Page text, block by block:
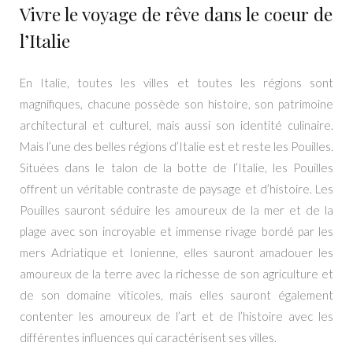
Vivre le voyage de rêve dans le coeur de
l’Italie
En Italie, toutes les villes et toutes les régions sont
magnifiques, chacune possède son histoire, son patrimoine
architectural et culturel, mais aussi son identité culinaire.
Mais l’une des belles régions d’Italie est et reste les Pouilles.
Situées dans le talon de la botte de l’Italie, les Pouilles
offrent un véritable contraste de paysage et d’histoire. Les
Pouilles sauront séduire les amoureux de la mer et de la
plage avec son incroyable et immense rivage bordé par les
mers Adriatique et Ionienne, elles sauront amadouer les
amoureux de la terre avec la richesse de son agriculture et
de son domaine viticoles, mais elles sauront également
contenter les amoureux de l’art et de l’histoire avec les
différentes influences qui caractérisent ses villes.